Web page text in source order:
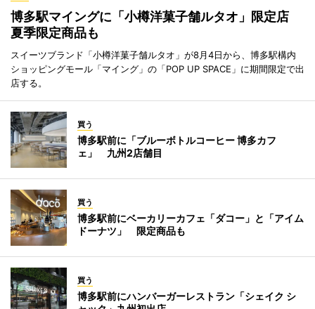
博多駅マイングに「小樽洋菓子舗ルタオ」限定店
夏季限定商品も
スイーツブランド「小樽洋菓子舗ルタオ」が8月4日から、博多駅構内
ショッピングモール「マイング」の「POP UP SPACE」に期間限定で出
店する。
買う
博多駅前に「ブルーボトルコーヒー 博多カフ
ェ」 九州2店舗目
買う
博多駅前にベーカリーカフェ「ダコー」と「アイム
ドーナツ」 限定商品も
買う
博多駅前にハンバーガーレストラン「シェイク シ